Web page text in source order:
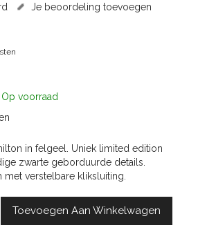
Je beoordeling toevoegen
Op voorraad
in felgeel. Uniek limited edition
zwarte geborduurde details.
met verstelbare kliksluiting.
Toevoegen Aan Winkelwagen